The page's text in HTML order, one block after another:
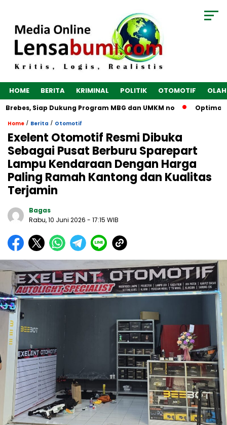
HOME BERITA KRIMINAL POLITIK OTOMOTIF
Siap Dukung Program MBG dan UMKM no Optimalkan
Home / Berita / Otomotif
Exelent Otomotif Resmi Dibuka
Sebagai Pusat Berburu Sparepart
Lampu Kendaraan Dengan Harga
Paling Ramah Kantong dan Kualitas
Terjamin
Bagas
Rabu, 10 Juni 2026 - 17:15 WIB